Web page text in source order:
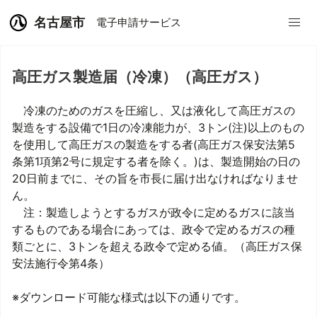
名古屋市 電子申請サービス
高圧ガス製造届（冷凍）（高圧ガス）
冷凍のためのガスを圧縮し、又は液化して高圧ガスの
製造をする設備で1日の冷凍能力が、3トン(注)以上のもの
を使用して高圧ガスの製造をする者(高圧ガス保安法第5
条第1項第2号に規定する者を除く。)は、製造開始の日の
20日前までに、その旨を市長に届け出なければなりませ
ん。
注：製造しようとするガスが政令に定めるガスに該当
するものである場合にあっては、政令で定めるガスの種
類ごとに、3トンを超える政令で定める値。（高圧ガス保
安法施行令第4条）
※ダウンロード可能な様式は以下の通りです。